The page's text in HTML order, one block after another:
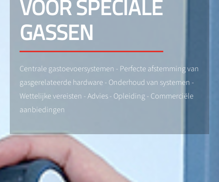
VOOR SPECIALE
GASSEN
Centrale gastoevoersystemen - Perfecte afstemming van
gasgerelateerde hardware - Onderhoud van systemen -
Wettelijke vereisten - Advies - Opleiding - Commerciële
aanbiedingen